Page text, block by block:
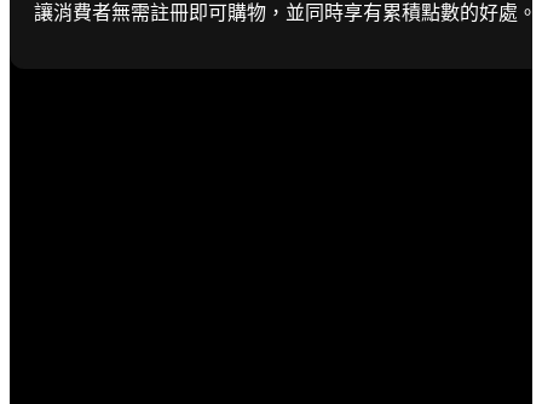
讓消費者無需註冊即可購物，並同時享有累積點數的好處。